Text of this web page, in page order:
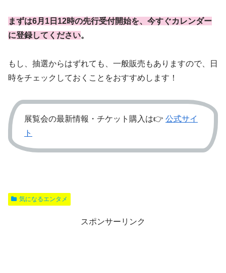
まずは6月1日12時の先行受付開始を、今すぐカレンダー
に登録してください。
もし、抽選からはずれても、一般販売もありますので、日
時をチェックしておくことをおすすめします！
展覧会の最新情報・チケット購入は👉 公式サイ
ト
気になるエンタメ
スポンサーリンク